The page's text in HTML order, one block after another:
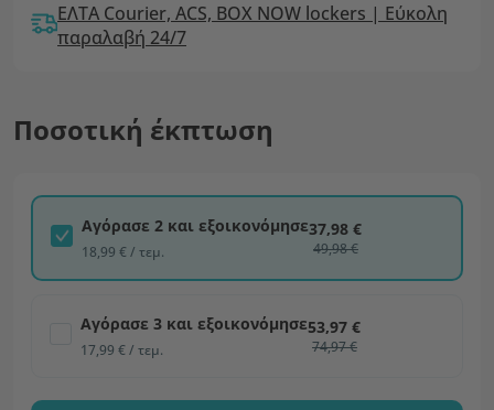
ΕΛΤΑ Courier, ACS, BOX NOW lockers | Εύκολη
παραλαβή 24/7
Ποσοτική έκπτωση
Αγόρασε 2 και εξοικονόμησε
18,99 € / τεμ.
37,98 €
49,98 €
Αγόρασε 3 και εξοικονόμησε
17,99 € / τεμ.
53,97 €
74,97 €